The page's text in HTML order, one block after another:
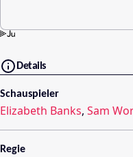
Details
Schauspieler
Elizabeth Banks, Sam
Regie